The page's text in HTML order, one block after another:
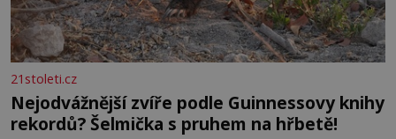
21stoleti.cz
Nejodvážnější zvíře podle Guinnessovy knihy
rekordů? Šelmička s pruhem na hřbetě!